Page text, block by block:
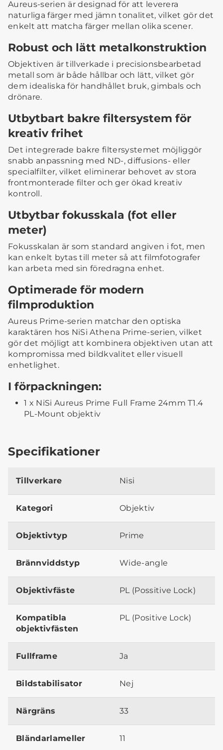
Aureus-serien är designad för att leverera
naturliga färger med jämn tonalitet, vilket gör det
enkelt att matcha färger mellan olika scener.
Robust och lätt metalkonstruktion
Objektiven är tillverkade i precisionsbearbetad
metall som är både hållbar och lätt, vilket gör
dem idealiska för handhållet bruk, gimbals och
drönare.
Utbytbart bakre filtersystem för
kreativ frihet
Det integrerade bakre filtersystemet möjliggör
snabb anpassning med ND-, diffusions- eller
specialfilter, vilket eliminerar behovet av stora
frontmonterade filter och ger ökad kreativ
kontroll.
Utbytbar fokusskala (fot eller
meter)
Fokusskalan är som standard angiven i fot, men
kan enkelt bytas till meter så att filmfotografer
kan arbeta med sin föredragna enhet.
Optimerade för modern
filmproduktion
Aureus Prime-serien matchar den optiska
karaktären hos NiSi Athena Prime-serien, vilket
gör det möjligt att kombinera objektiven utan att
kompromissa med bildkvalitet eller visuell
enhetlighet.
I förpackningen:
1 x NiSi Aureus Prime Full Frame 24mm T1.4
PL-Mount objektiv
Specifikationer
Tillverkare Nisi
Kategori Objektiv
Objektivtyp Prime
Brännviddstyp Wide-angle
Objektivfäste PL (Possitive Lock)
Kompatibla
objektivfästen
PL (Positive Lock)
Fullframe Ja
Bildstabilisator Nej
Närgräns 33
Bländarlameller 11